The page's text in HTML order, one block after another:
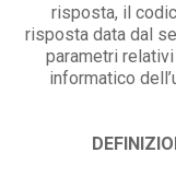
risposta, il
risposta data dal
parametri
informatico